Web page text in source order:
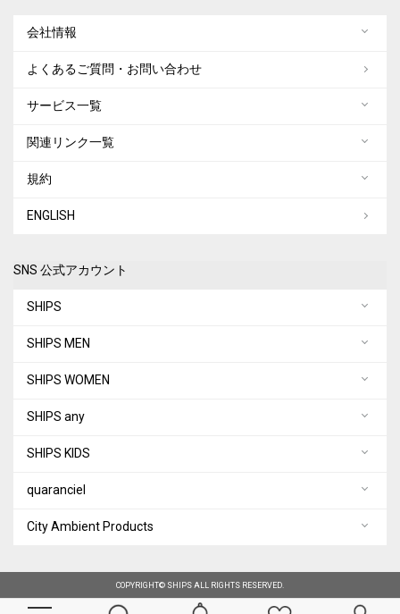
会社情報
よくあるご質問・お問い合わせ
サービス一覧
関連リンク一覧
規約
ENGLISH
SNS 公式アカウント
SHIPS
SHIPS MEN
SHIPS WOMEN
SHIPS any
SHIPS KIDS
quaranciel
City Ambient Products
COPYRIGHT© SHIPS ALL RIGHTS RESERVED.